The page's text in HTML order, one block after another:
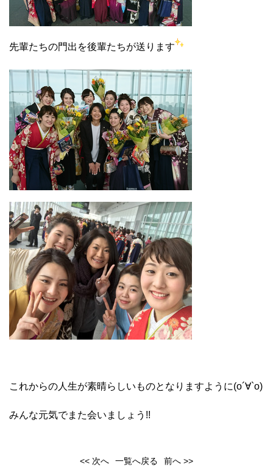
先輩たちの門出を後輩たちが送ります
これからの人生が素晴らしいものとなりますように(о´∀`о)
みんな元気でまた会いましょう!!
<< 次へ 一覧へ戻る 前へ >>